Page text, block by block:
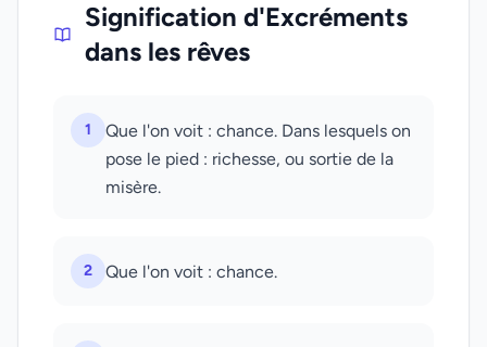
Signification d'Excréments
dans les rêves
1
Que l'on voit : chance. Dans lesquels on
pose le pied : richesse, ou sortie de la
misère.
2 Que l'on voit : chance.